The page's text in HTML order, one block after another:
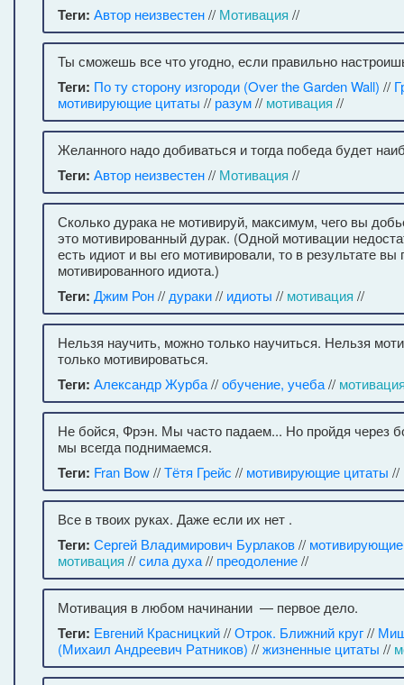
Теги: Автор неизвестен// Мотивация //
Ты сможешь все что угодно, если правильно
Теги: По ту сторону изгороди (Over the Garden Wall) //
мотивирующие цитаты // разум// мотивация //
Желанного надо добиваться и тогда победа будет
Теги: Автор неизвестен// Мотивация //
Сколько дурака не мотивируй, максимум, чего вы
это мотивированный дурак. (Одной мотивации
есть идиот и вы его мотивировали, то в результате вы
мотивированного идиота.)
Теги: Джим Рон// дураки// идиоты // мотивация //
Нельзя научить, можно только научиться. Нельзя
только мотивироваться.
Теги: Александр Журба//обучение, учеба//
Не бойся, Фрэн. Мы часто падаем... Но пройдя через
мы всегда поднимаемся.
Теги: Fran Bow//Тётя Грейс // мотивирующие цитаты //
Все в твоих руках. Даже если их нет .
Теги: Сергей Владимирович Бурлаков//
мотивация //сила духа// преодоление//
Мотивация в любом начинании — первое дело.
Теги: Евгений Красницкий//Отрок. Ближний круг//
(Михаил Андреевич Ратников) //жизненные цитаты //